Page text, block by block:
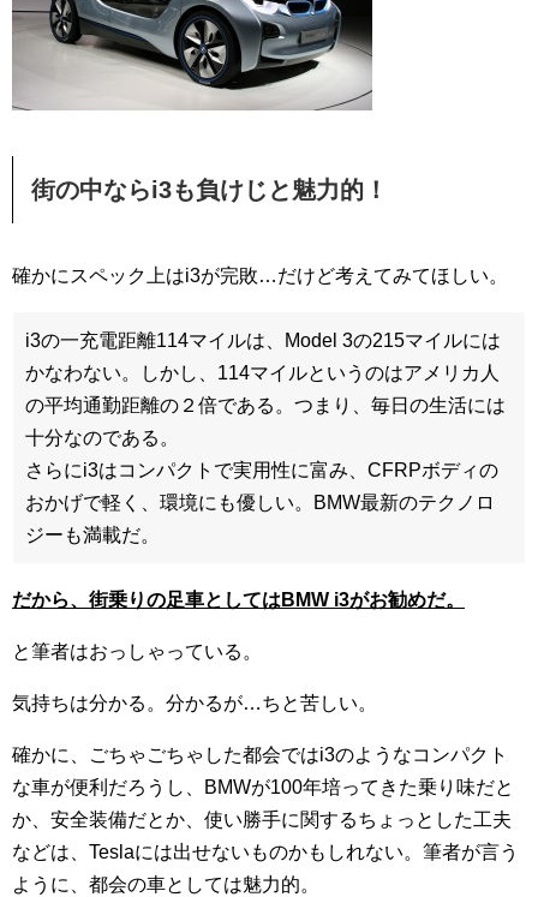
街の中ならi3も負けじと魅力的！
確かにスペック上はi3が完敗…だけど考えてみてほしい。
i3の一充電距離114マイルは、Model 3の215マイルには
かなわない。しかし、114マイルというのはアメリカ人
の平均通勤距離の２倍である。つまり、毎日の生活には
十分なのである。
さらにi3はコンパクトで実用性に富み、CFRPボディの
おかげで軽く、環境にも優しい。BMW最新のテクノロ
ジーも満載だ。
だから、街乗りの足車としてはBMW i3がお勧めだ。
と筆者はおっしゃっている。
気持ちは分かる。分かるが…ちと苦しい。
確かに、ごちゃごちゃした都会ではi3のようなコンパクト
な車が便利だろうし、BMWが100年培ってきた乗り味だと
か、安全装備だとか、使い勝手に関するちょっとした工夫
などは、Teslaには出せないものかもしれない。筆者が言う
ように、都会の車としては魅力的。